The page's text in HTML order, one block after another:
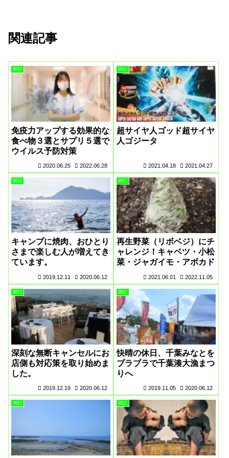
関連記事
雑記
免疫力アップする効果的な
食べ物３選とサプリ５選で
ウイルス予防対策
2020.06.25 2022.06.28
雑記
超サイヤ人ゴッド超サイヤ
人ゴジータ
2021.04.18 2021.04.27
雑記
キャンプに焼肉、おひとり
さまで楽しむ人が増えてき
ています。
2019.12.11 2020.06.12
雑記
再生野菜（リボベジ）にチ
ャレンジ！キャベツ・小松
菜・ジャガイモ・アボカド
2021.06.01 2022.11.05
雑記
深刻な無断キャンセルにお
店側も対応策を取り始めま
した。
2019.12.19 2020.06.12
雑記
快晴の休日、千葉みなとを
ブラブラで千葉湊大漁まつ
りへ
2019.11.05 2020.06.12
雑記 雑記